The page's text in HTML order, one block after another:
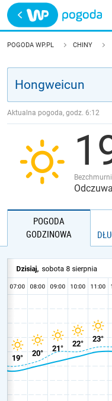
Trwa ładowanie
POLSKA
JAKOŚĆ POWIETRZA
POGODA WP.PL CHINY
Aktualna pogoda, godz. 6:12
POGODA
GODZINOWA